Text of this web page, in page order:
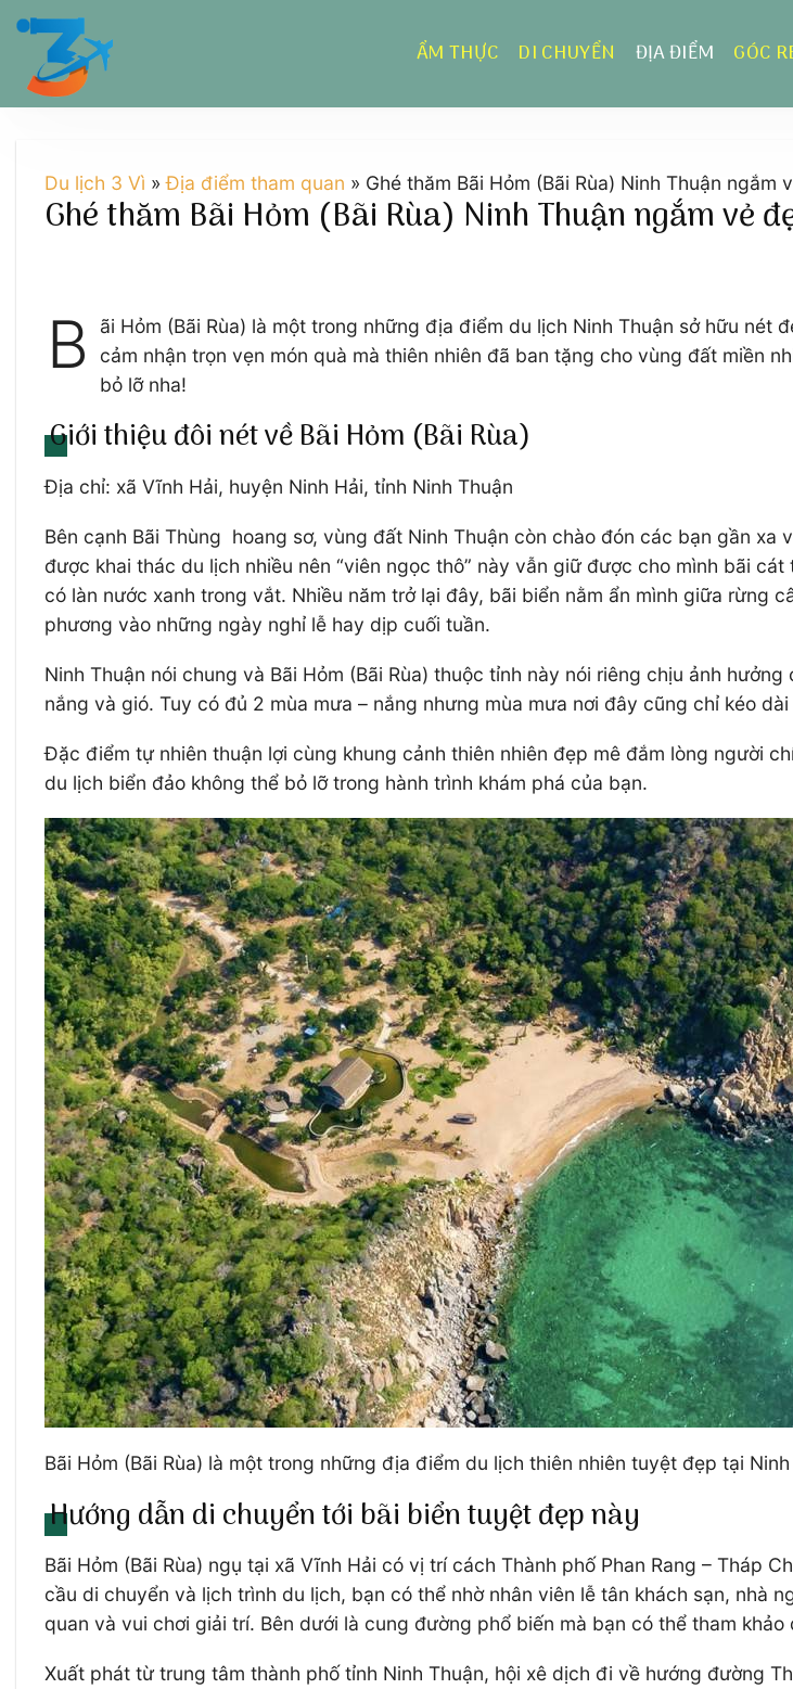
Chuyển
dung
ẨM THỰC DI CHUYỂN ĐỊA ĐIỂM GÓC
Du lịch 3 Vì »Địa điểm tham quan » Ghé thăm Bãi Hỏm (Bãi Rùa) Ninh Thuận ngắm
Ghé thăm Bãi Hỏm (Bãi Rùa) Ninh Thuận ngắm vẻ
B
ãi Hỏm (Bãi Rùa) là một trong những địa điểm du lịch Ninh Thuận sở hữu
cảm nhận trọn vẹn món quà mà thiên nhiên đã ban tặng cho vùng đất miền
bỏ lỡ nha!
Giới thiệu đôi nét về Bãi Hỏm (Bãi Rùa)
Địa chỉ: xã Vĩnh Hải, huyện Ninh Hải, tỉnh Ninh Thuận
Bên cạnh Bãi Thùng hoang sơ, vùng đất Ninh Thuận còn chào đón các bạn gần xa
được khai thác du lịch nhiều nên “viên ngọc thô” này vẫn giữ được cho mình bãi
có làn nước xanh trong vắt. Nhiều năm trở lại đây, bãi biển nằm ẩn mình giữa rừng
phương vào những ngày nghỉ lễ hay dịp cuối tuần.
Ninh Thuận nói chung và Bãi Hỏm (Bãi Rùa) thuộc tỉnh này nói riêng chịu ảnh
nắng và gió. Tuy có đủ 2 mùa mưa – nắng nhưng mùa mưa nơi đây cũng chỉ kéo
Đặc điểm tự nhiên thuận lợi cùng khung cảnh thiên nhiên đẹp mê đắm lòng người
du lịch biển đảo không thể bỏ lỡ trong hành trình khám phá của bạn.
Bãi Hỏm (Bãi Rùa) là một trong những địa điểm du lịch thiên nhiên tuyệt đẹp tại Ninh
Hướng dẫn di chuyển tới bãi biển tuyệt đẹp này
Bãi Hỏm (Bãi Rùa) ngụ tại xã Vĩnh Hải có vị trí cách Thành phố Phan Rang – Tháp
cầu di chuyển và lịch trình du lịch, bạn có thể nhờ nhân viên lễ tân khách sạn, nhà
quan và vui chơi giải trí. Bên dưới là cung đường phổ biến mà bạn có thể tham
Xuất phát từ trung tâm thành phố tỉnh Ninh Thuận, hội xê dịch đi về hướng đường